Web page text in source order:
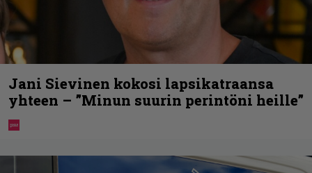
Jani Sievinen kokosi lapsikatraansa
yhteen – ”Minun suurin perintöni heille”